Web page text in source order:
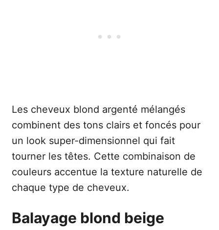
Les cheveux blond argenté mélangés
combinent des tons clairs et foncés pour
un look super-dimensionnel qui fait
tourner les têtes. Cette combinaison de
couleurs accentue la texture naturelle de
chaque type de cheveux.
Balayage blond beige